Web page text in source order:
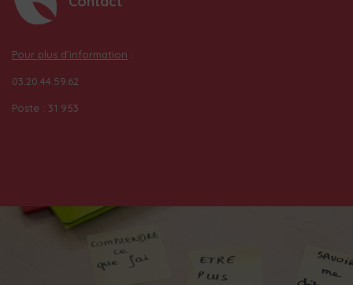
Pour plus d’information :
03.20.44.59.62
Poste : 31 953